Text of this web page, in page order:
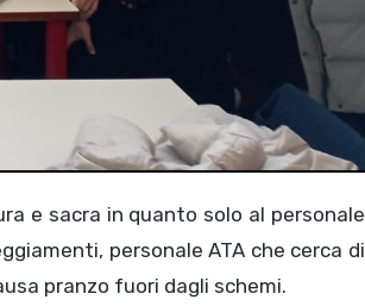
personale ATA che cerca di
pranzo fuori dagli schemi.